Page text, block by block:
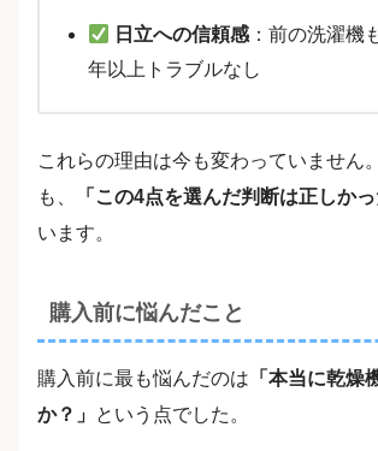
日立への信頼感：前の洗濯機
年以上トラブルなし
これらの理由は今も変わっていません
も、
「この4点を選んだ判断は正しかっ
います。
購入前に悩んだこと
購入前に最も悩んだのは 「本当に乾燥
か？」 という点でした。